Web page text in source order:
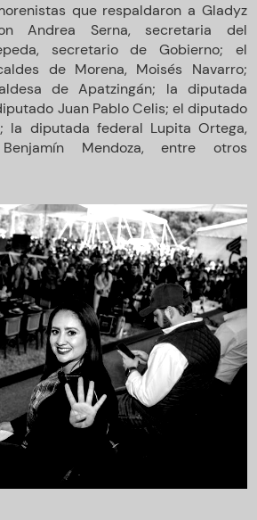
que respaldaron a Gladyz
Andrea Serna, secretaria del
secretario de Gobierno; el
de Morena, Moisés Navarro;
de Apatzingán; la diputada
Juan Pablo Celis; el diputado
la diputada federal Lupita Ortega,
Mendoza, entre otros